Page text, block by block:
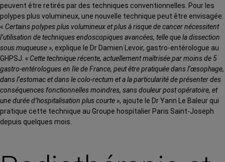
peuvent être retirés par des techniques conventionnelles. Pour les
polypes plus volumineux, une nouvelle technique peut être envisagée.
« Certains polypes plus volumineux et plus à risque de cancer nécessitent
l’utilisation de techniques endoscopiques avancées, telle que la dissection
sous muqueuse », explique le Dr Damien Levoir, gastro-entérologue au
GHPSJ. « Cette technique récente, actuellement maîtrisée par moins de 5
gastro-entérologues en Ile de France, peut être pratiquée dans l’œsophage,
dans l’estomac et dans le colo-rectum et a la particularité de présenter des
conséquences fonctionnelles moindres, sans douleur post opératoire, et
une durée d’hospitalisation plus courte », ajoute le Dr Yann Le Baleur qui
pratique cette technique au Groupe hospitalier Paris Saint-Joseph
depuis quelques mois.